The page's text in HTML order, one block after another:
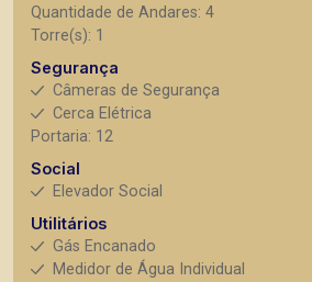
Quantidade de Andares: 4
Torre(s): 1
Segurança
Câmeras de Segurança
Cerca Elétrica
Portaria: 12
Social
Elevador Social
Utilitários
Gás Encanado
Medidor de Água Individual